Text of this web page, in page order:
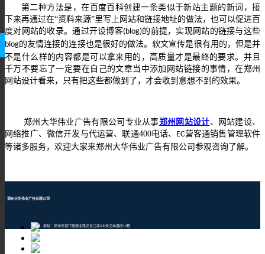
第二种方法是，在百度百科创建一条类似于新站主题的新词，接
下来再通过在“资料来源”里写上网站和链接地址的做法，也可以促进百
度对网站的收录。通过开设博客(blog)的前提，实现网站的链接与这些
blog的友情连接的连接也是很好的做法。软文宣传是很有用的，但是并
不是什么样的内容都是可以拿来用的，高质量才是最终的要求。并且
千万不要忘了一定要在自己的文章当中添加网站链接的事情，在郑州
网站设计看来，只有把这些都做到了，才会收到意想不到的效果。
郑州大华伟业广告有限公司 专业从事郑州网站设计、网站建设、
网络推广、微信开发与代运营、联通400电话、 EC营客通销售管理软件
等诸多服务，欢迎大家来郑州大华伟业广告有限公司参观咨询了解。
郑州大华伟业广告有限公司
地址：郑州市郑汴路建业路交叉口北500米艾尚酒店10楼